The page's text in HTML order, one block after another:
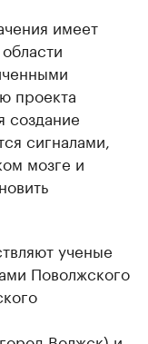
имеет
проекта
создание
сигналами,
мозге и
ученые
Поволжского